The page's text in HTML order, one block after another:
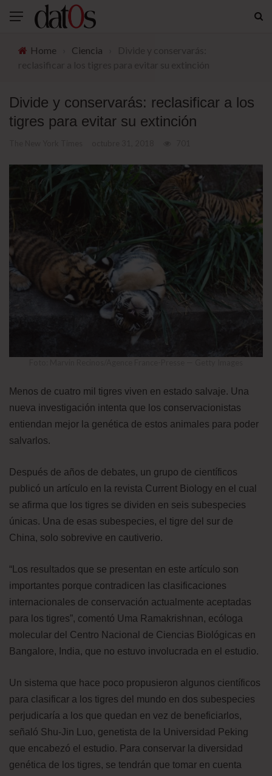
Home Ciencia
Divide y conservarás: reclasificar a los
tigres para evitar su extinción
Menos de cuatro mil tigres viven en estado salvaje. Una
nueva investigación intenta que los conservacionistas
entiendan mejor la genética de estos animales para poder
salvarlos.
Después de años de debates, un grupo de científicos
publicó un artículo en la revista Current Biology en el cual
se afirma que los tigres se dividen en seis subespecies
únicas. Una de esas subespecies, el tigre del sur de
China, solo sobrevive en cautiverio.
“Los resultados que se presentan en este artículo son
importantes porque contradicen las clasificaciones
internacionales de conservación actualmente aceptadas
para los tigres”, comentó Uma Ramakrishnan, ecóloga
molecular del Centro Nacional de Ciencias Biológicas en
Bangalore, India, que no estuvo involucrada en el estudio.
Un sistema que hace poco propusieron algunos científicos
para clasificar a los tigres del mundo en dos subespecies
perjudicaría a los que quedan en vez de beneficiarlos,
señaló Shu-Jin Luo, genetista de la Universidad Peking
que encabezó el estudio. Para conservar la diversidad
genética de los tigres, se tendrán que tomar en cuenta